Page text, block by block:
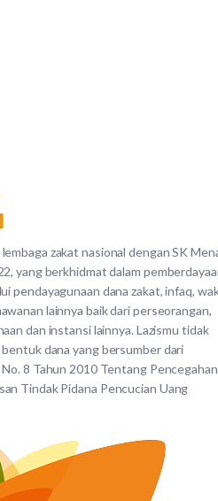
zakat nasional dengan SK
yang berkhidmat dalam
pendayagunaan dana zakat, infaq,
lainnya baik dari perseorangan,
dan instansi lainnya. Lazismu tidak
dana yang bersumber dari
8 Tahun 2010 Tentang Pencegahan
Tindak Pidana Pencucian Uang